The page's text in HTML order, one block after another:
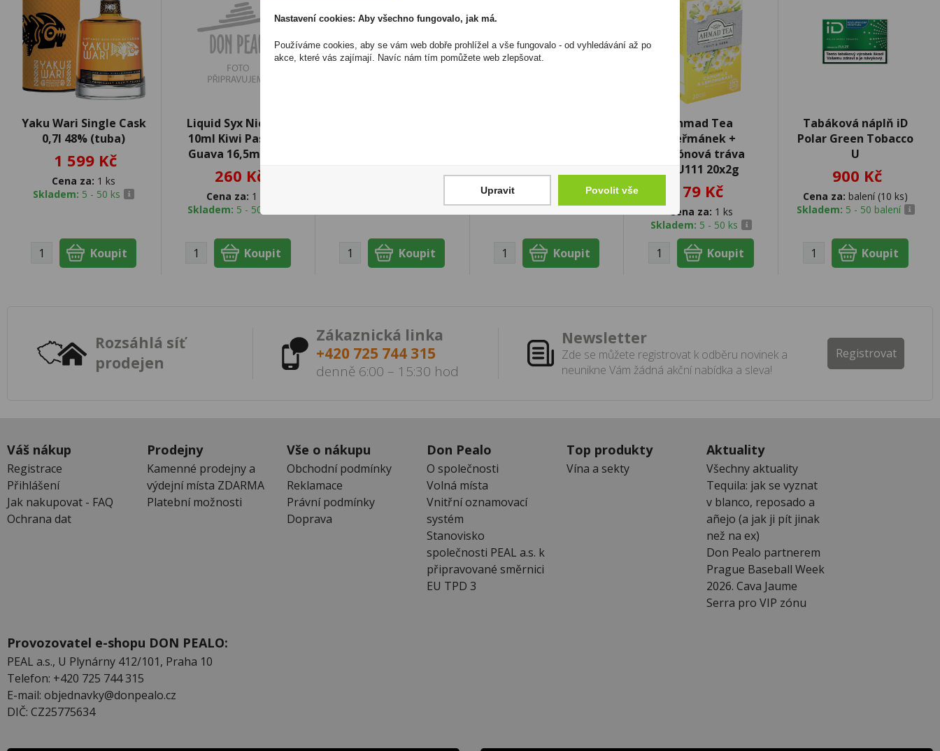
Yaku Wari Single Cask
0,7l 48% (tuba)
1 599 Kč
Cena za: 1 ks
Skladem: 5 - 50 ks
Liquid Syx Nic Salt
10ml Kiwi Passion
Guava 16,5mg/ml
260 Kč
Cena za: 1 ks
Skladem: 5 - 50 ks
Cena za:
Skladem:
Ahmad Tea
Heřmánek +
citrónová tráva
ALU111 20x2g
79 Kč
Cena za: 1 ks
Skladem: 5 - 50 ks
Tabáková náplň iD
Polar Green Tobacco
U
900 Kč
Cena za: balení (10 ks)
Skladem: 5 - 50 balení
Rozsáhlá síť
prodejen
Zákaznická linka
+420 725 744 315
denně 6:00 – 15:30 hod
Newsletter
Zde se můžete registrovat k odběru novinek a
neunikne Vám žádná akční nabídka a sleva!
Registrovat
Váš nákup
Registrace
Přihlášení
Jak nakupovat - FAQ
Ochrana dat
Prodejny
Kamenné prodejny a
výdejní místa ZDARMA
Platební možnosti
Vše o nákupu
Obchodní podmínky
Reklamace
Právní podmínky
Doprava
Don Pealo
O společnosti
Volná místa
Vnitřní oznamovací
systém
Stanovisko
společnosti PEAL a.s. k
připravované směrnici
EU TPD 3
Top produkty
Vína a sekty
Aktuality
Všechny aktuality
Tequila: jak se vyznat
v blanco, reposado a
añejo (a jak ji pít jinak
než na ex)
Don Pealo partnerem
Prague Baseball Week
2026. Cava Jaume
Serra pro VIP zónu
Provozovatel e-shopu DON PEALO:
PEAL a.s., U Plynárny 412/101, Praha 10
Telefon: +420 725 744 315
E-mail: objednavky@donpealo.cz
DIČ: CZ25775634
Nastavení cookies: Aby všechno fungovalo, jak má.
Používáme cookies, aby se vám web dobře prohlížel a vše fungovalo - od vyhledávání až po
akce, které vás zajímají. Navíc nám tím pomůžete web zlepšovat.
Upravit Povolit vše